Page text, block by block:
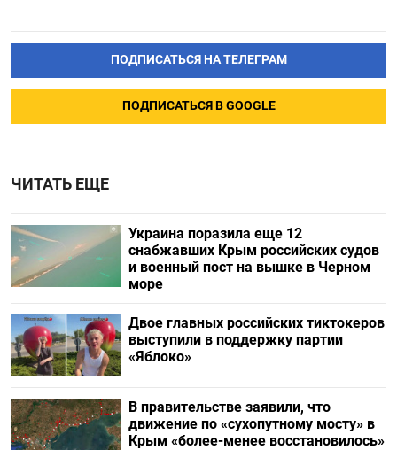
ПОДПИСАТЬСЯ НА ТЕЛЕГРАМ
ПОДПИСАТЬСЯ В GOOGLE
ЧИТАТЬ ЕЩЕ
Украина поразила еще 12
снабжавших Крым российских судов
и военный пост на вышке в Черном
море
Двое главных российских тиктокеров
выступили в поддержку партии
«Яблоко»
В правительстве заявили, что
движение по «сухопутному мосту» в
Крым «более-менее восстановилось»